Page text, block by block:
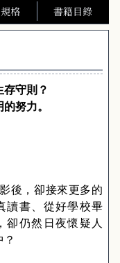
格 書籍目錄
守則？
努力。
後，卻接來更多的
讀書、從好學校畢
卻仍然日夜懷疑人